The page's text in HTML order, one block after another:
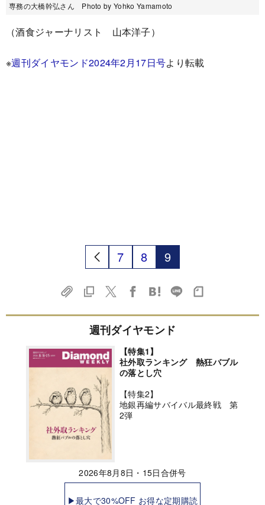
専務の大橋幹弘さん Photo by Yohko Yamamoto
（酒食ジャーナリスト 山本洋子）
※週刊ダイヤモンド2024年2月17日号より転載
7 8 9
週刊ダイヤモンド
【特集1】
社外取ランキング 熱狂バブル
の落とし穴
【特集2】
地銀再編サバイバル最終戦 第
2弾
2026年8月8日・15日合併号
▶最大で30%OFF お得な定期購読